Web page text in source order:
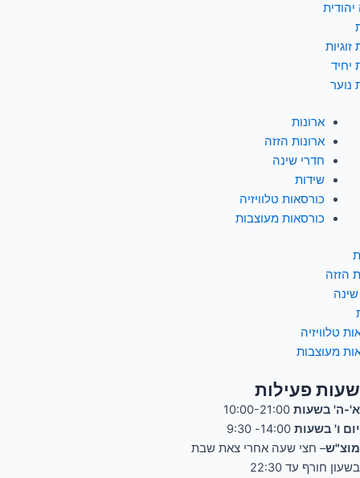
יחיד
נוער
ארונות
ארונות הזזה
חדרי שינה
שידות
כורסאות טלוויזיה
כורסאות מעוצבות
הזזה
טלוויזיה
מעוצבות
שעות פעילות
א'-ה' בשעות
יום ו' בשעות
מוצ"ש– חצי שעה אחרי צאת שבת
בשעון חורף עד 22:30